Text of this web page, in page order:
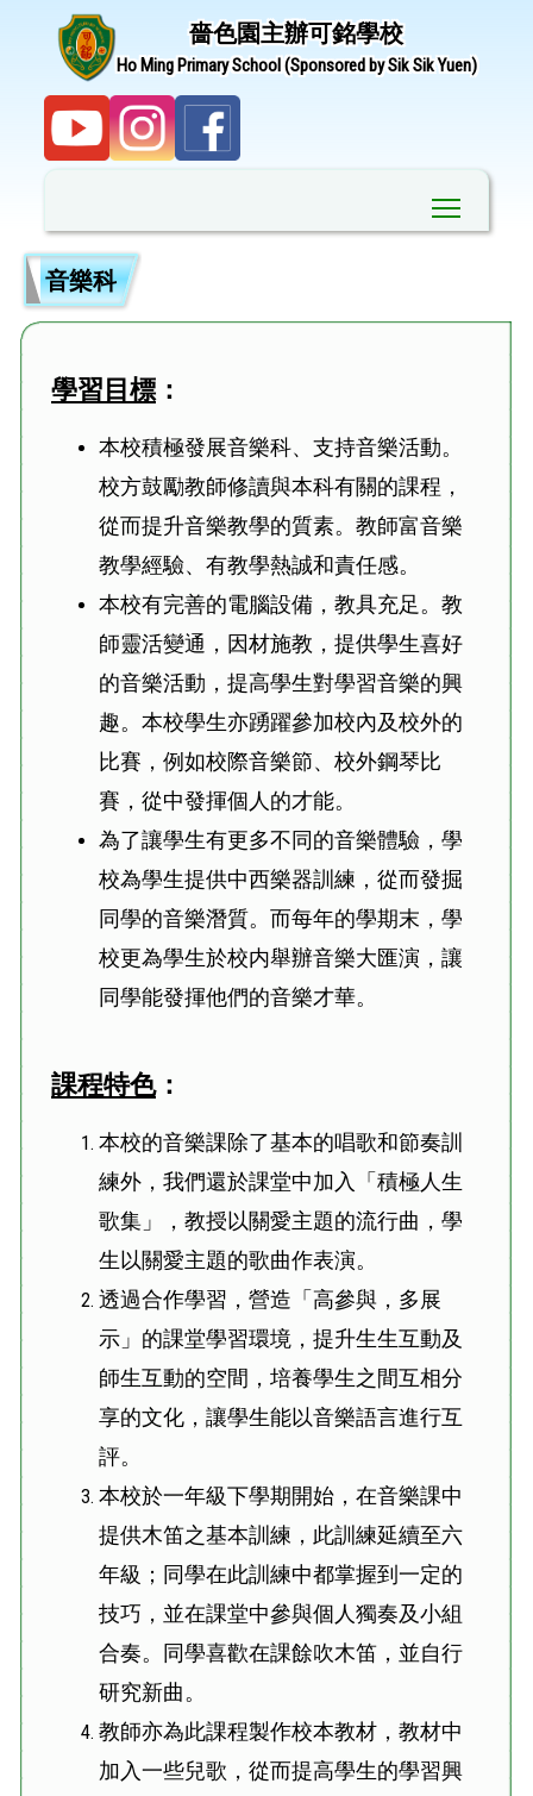
嗇色園主辦可銘學校
Ho Ming Primary School (Sponsored by Sik Sik Yuen)
音樂科
學習目標 ：
本校積極發展音樂科、支持音樂活動。
校方鼓勵教師修讀與本科有關的課程，
從而提升音樂教學的質素。教師富音樂
教學經驗、有教學熱誠和責任感。
本校有完善的電腦設備，教具充足。教
師靈活變通，因材施教，提供學生喜好
的音樂活動，提高學生對學習音樂的興
趣。本校學生亦踴躍參加校內及校外的
比賽，例如校際音樂節、校外鋼琴比
賽，從中發揮個人的才能。
為了讓學生有更多不同的音樂體驗，學
校為學生提供中西樂器訓練，從而發掘
同學的音樂潛質。而每年的學期末，學
校更為學生於校内舉辦音樂大匯演，讓
同學能發揮他們的音樂才華。
課程特色：
本校的音樂課除了基本的唱歌和節奏訓
練外，我們還於課堂中加入「積極人生
歌集」，教授以關愛主題的流行曲，學
生以關愛主題的歌曲作表演。
透過合作學習，營造「高參與，多展
示」的課堂學習環境，提升生生互動及
師生互動的空間，培養學生之間互相分
享的文化，讓學生能以音樂語言進行互
評。
本校於一年級下學期開始，在音樂課中
提供木笛之基本訓練，此訓練延續至六
年級；同學在此訓練中都掌握到一定的
技巧，並在課堂中參與個人獨奏及小組
合奏。同學喜歡在課餘吹木笛，並自行
研究新曲。
教師亦為此課程製作校本教材，教材中
加入一些兒歌，從而提高學生的學習興